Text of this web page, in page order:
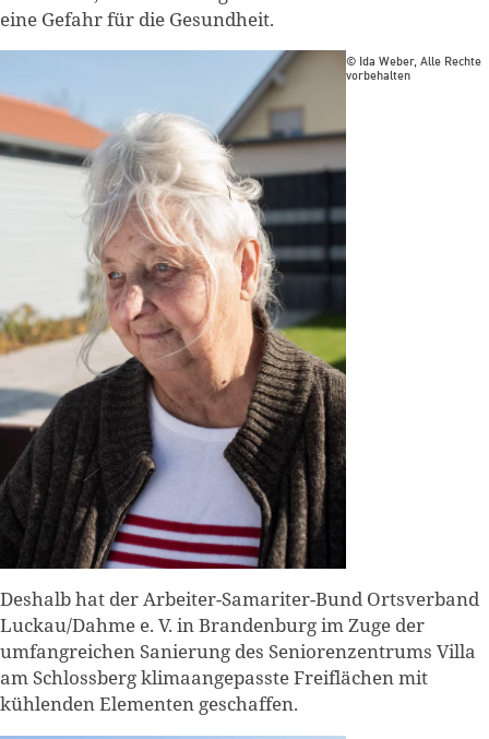
eine Gefahr für die Gesundheit.
© Ida Weber, Alle Rechte
vorbehalten
Deshalb hat der Arbeiter-Samariter-Bund Ortsverband
Luckau/Dahme e. V. in Brandenburg im Zuge der
umfangreichen Sanierung des Seniorenzentrums Villa
am Schlossberg klimaangepasste Freiflächen mit
kühlenden Elementen geschaffen.